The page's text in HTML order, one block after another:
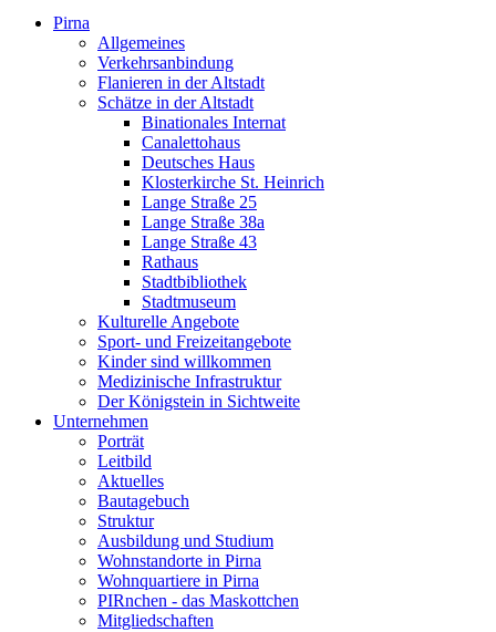
Pirna
Allgemeines
Verkehrsanbindung
Flanieren in der Altstadt
Schätze in der Altstadt
Binationales Internat
Canalettohaus
Deutsches Haus
Klosterkirche St. Heinrich
Lange Straße 25
Lange Straße 38a
Lange Straße 43
Rathaus
Stadtbibliothek
Stadtmuseum
Kulturelle Angebote
Sport- und Freizeitangebote
Kinder sind willkommen
Medizinische Infrastruktur
Der Königstein in Sichtweite
Unternehmen
Porträt
Leitbild
Aktuelles
Bautagebuch
Struktur
Ausbildung und Studium
Wohnstandorte in Pirna
Wohnquartiere in Pirna
PIRnchen - das Maskottchen
Mitgliedschaften